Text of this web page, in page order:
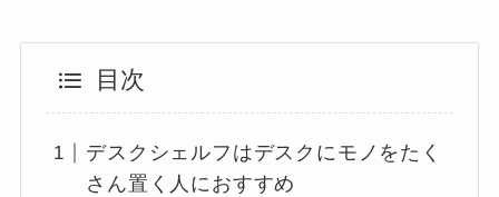
目次
デスクシェルフはデスクにモノをたく
さん置く人におすすめ